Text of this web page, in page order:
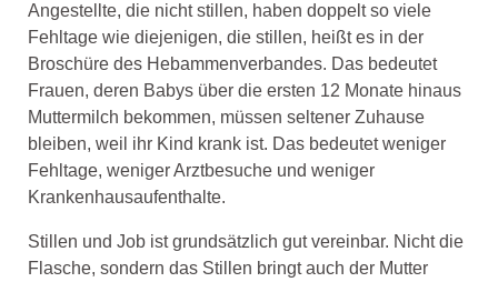
Angestellte, die nicht stillen, haben doppelt so viele
Fehltage wie diejenigen, die stillen, heißt es in der
Broschüre des Hebammenverbandes. Das bedeutet
Frauen, deren Babys über die ersten 12 Monate hinaus
Muttermilch bekommen, müssen seltener Zuhause
bleiben, weil ihr Kind krank ist. Das bedeutet weniger
Fehltage, weniger Arztbesuche und weniger
Krankenhausaufenthalte.
Stillen und Job ist grundsätzlich gut vereinbar. Nicht die
Flasche, sondern das Stillen bringt auch der Mutter